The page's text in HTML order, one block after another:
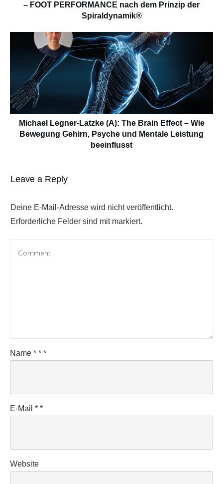
– FOOT PERFORMANCE nach dem Prinzip der
Spiraldynamik®
Michael Legner-Latzke (A): The Brain Effect – Wie
Bewegung Gehirn, Psyche und Mentale Leistung
beeinflusst
Leave a Reply
Deine E-Mail-Adresse wird nicht veröffentlicht.
Erforderliche Felder sind mit markiert.
Name * * *
E-Mail * *
Website